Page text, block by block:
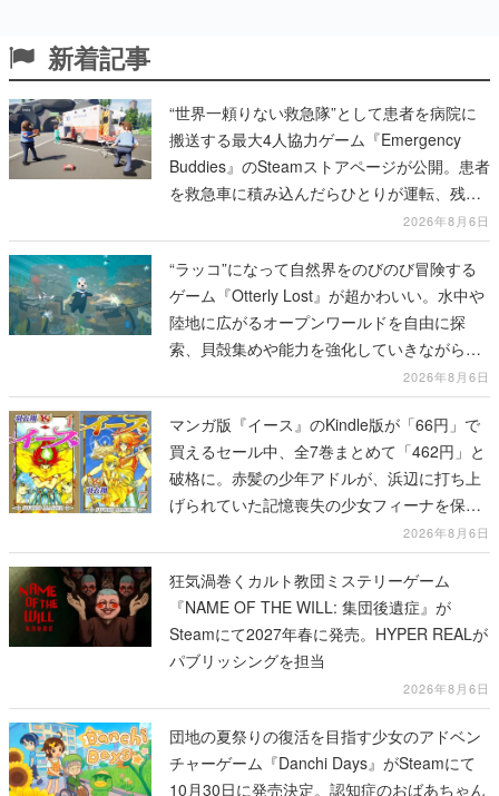
新着記事
“世界一頼りない救急隊”として患者を病院に
搬送する最大4人協力ゲーム『Emergency
Buddies』のSteamストアページが公開。患者
を救急車に積み込んだらひとりが運転、残り
2026年8月6日
“ラッコ”になって自然界をのびのび冒険する
ゲーム『Otterly Lost』が超かわいい。水中や
陸地に広がるオープンワールドを自由に探
索、貝殻集めや能力を強化していきながら、
2026年8月6日
マンガ版『イース』のKindle版が「66円」で
買えるセール中、全7巻まとめて「462円」と
破格に。赤髪の少年アドルが、浜辺に打ち上
げられていた記憶喪失の少女フィーナを保護
2026年8月6日
狂気渦巻くカルト教団ミステリーゲーム
『NAME OF THE WILL: 集団後遺症』が
Steamにて2027年春に発売。HYPER REALが
パブリッシングを担当
2026年8月6日
団地の夏祭りの復活を目指す少女のアドベン
チャーゲーム『Danchi Days』がSteamにて
10月30日に発売決定。認知症のおばあちゃん